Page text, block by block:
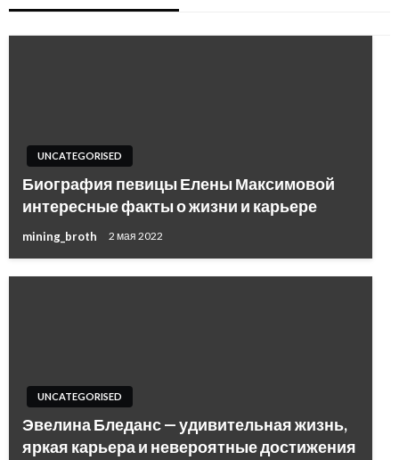
UNCATEGORISED
Биография певицы Елены Максимовой
интересные факты о жизни и карьере
mining_broth 2 мая 2022
UNCATEGORISED
Эвелина Бледанс — удивительная жизнь,
яркая карьера и невероятные достижения